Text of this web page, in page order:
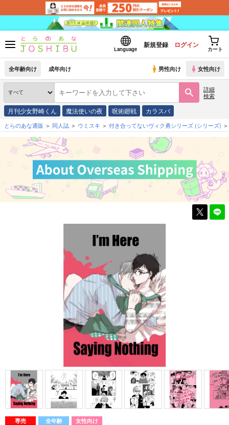
Language
新規登録 ログイン
カート
全年齢向け 成年向け 男性向け 女性向け
詳細
検索
月刊少女野崎くん 魔法使いの夜 呪術廻戦 カラスバ
とらのあな通販 同人誌 ウミスキ 付き合ってないヴィク勇シリーズ (シリーズ)
専売 全年齢 女性向け